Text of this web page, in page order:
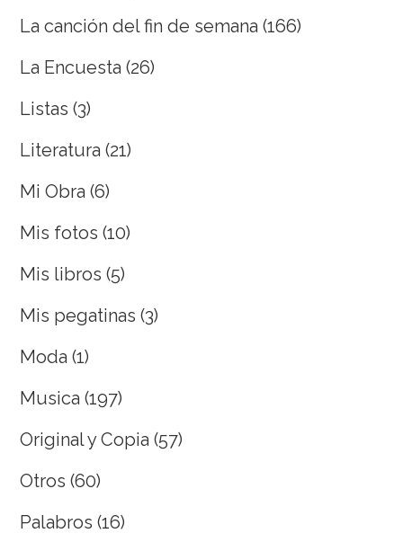
La canción del fin de semana (166)
La Encuesta (26)
Listas (3)
Literatura (21)
Mi Obra (6)
Mis fotos (10)
Mis libros (5)
Mis pegatinas (3)
Moda (1)
Musica (197)
Original y Copia (57)
Otros (60)
Palabros (16)